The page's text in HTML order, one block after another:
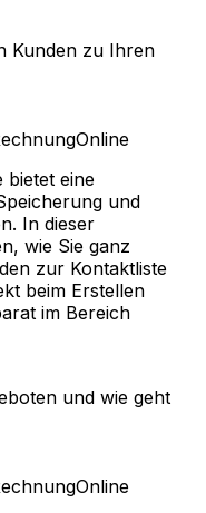
Kunden zu Ihren
bietet eine
und
In dieser
wie Sie ganz
zur Kontaktliste
beim Erstellen
im Bereich
und wie geht